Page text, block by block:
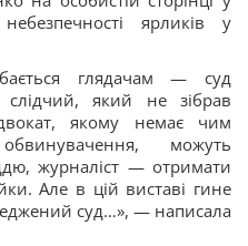
ярликів у
глядачам — суд
який не зібрав
якому немає чим
можуть
журналіст — отримати
Але в цій виставі гине
суд…», — написала